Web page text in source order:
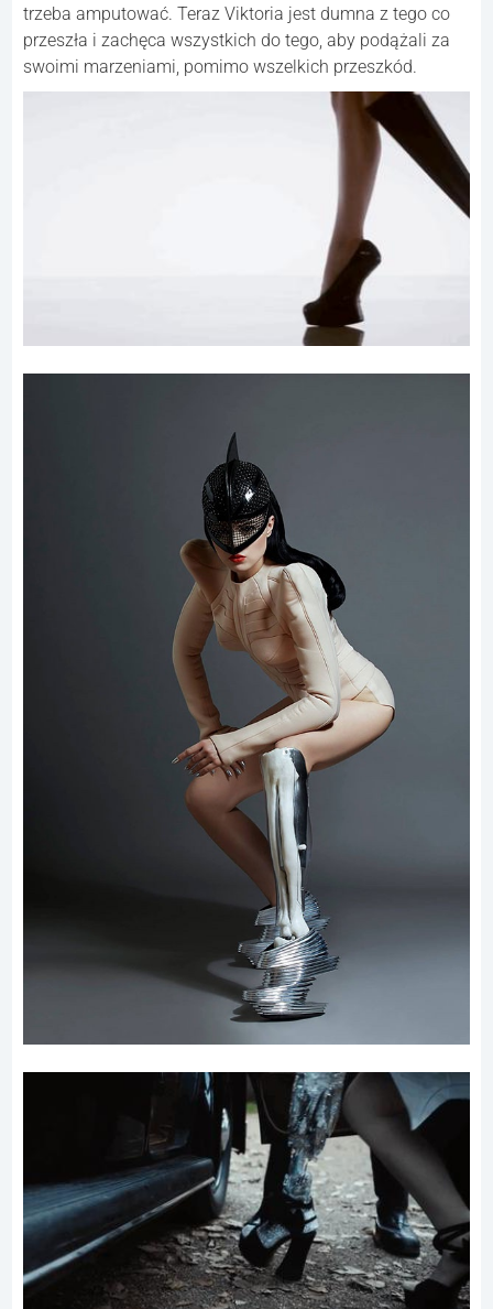
trzeba amputować. Teraz Viktoria jest dumna z tego co
przeszła i zachęca wszystkich do tego, aby podążali za
swoimi marzeniami, pomimo wszelkich przeszkód.